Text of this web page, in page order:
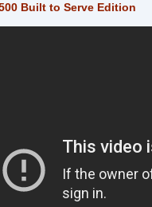
Built to Serve Edition